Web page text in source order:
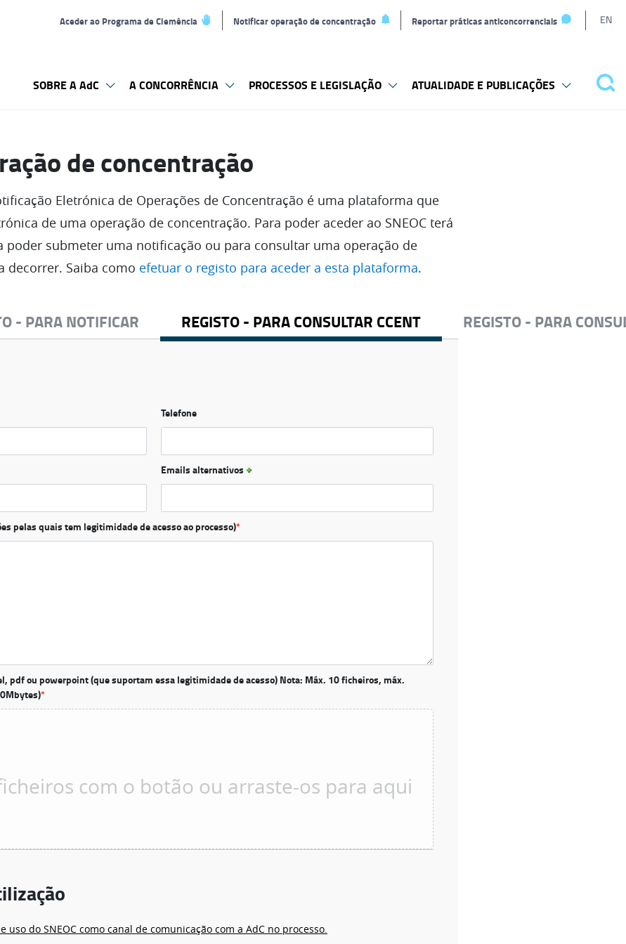
Aceder ao Programa de Clemência Notificar operação de concentração Reportar práticas anticoncorrenciais EN
SOBRE A AdC A CONCORRÊNCIA PROCESSOS E LEGISLAÇÃO ATUALIDADE E PUBLICAÇÕES
de concentração
Eletrónica de Operações de Concentração é uma plataforma que
de uma operação de concentração. Para poder aceder ao SNEOC terá
poder submeter uma notificação ou para consultar uma operação de
decorrer. Saiba como efetuar o registo para aceder a esta plataforma.
- PARA NOTIFICAR REGISTO - PARA CONSULTAR CCENT REGISTO - PARA
Telefone
Emails alternativos
pelas quais tem legitimidade de acesso ao processo)*
pdf ou powerpoint (que suportam essa legitimidade de acesso) Nota: Máx. 10 ficheiros, máx.
*
uso do SNEOC como canal de comunicação com a AdC no processo.